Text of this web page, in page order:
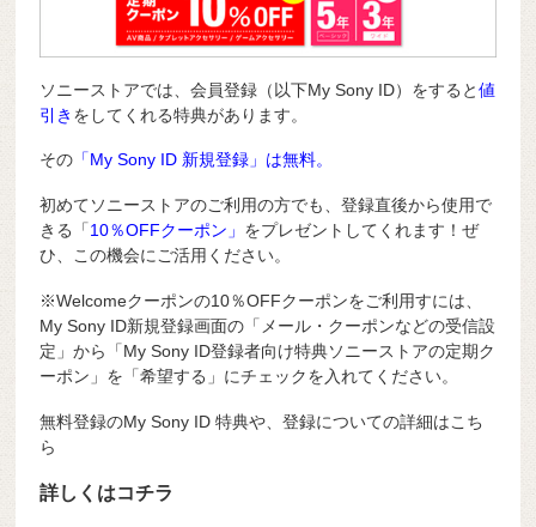
ソニーストアでは、会員登録（以下My Sony ID）をすると値
引き をしてくれる特典があります。
その 「My Sony ID 新規登録」は無料。
初めてソニーストアのご利用の方でも、登録直後から使用で
きる「10％OFFクーポン」 をプレゼントしてくれます！ぜ
ひ、この機会にご活用ください。
※Welcomeクーポンの10％OFFクーポンをご利用すには、
My Sony ID新規登録画面の「メール・クーポンなどの受信設
定」から「My Sony ID登録者向け特典ソニーストアの定期ク
ーポン」を「希望する」にチェックを入れてください。
無料登録のMy Sony ID 特典や、登録についての詳細はこち
ら
詳しくはコチラ